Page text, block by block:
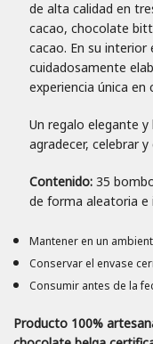
de alta calidad en
cacao, chocolate
cacao. En su interior
cuidadosamente
experiencia única en
Un regalo elegante
agradecer, celebrar
Contenido:35
de forma aleatoria e
Mantener en un
Conservar el envase
Consumir antes de la
Producto 100%